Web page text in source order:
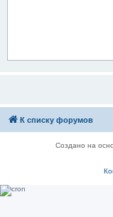
К списку форумов
Создано на